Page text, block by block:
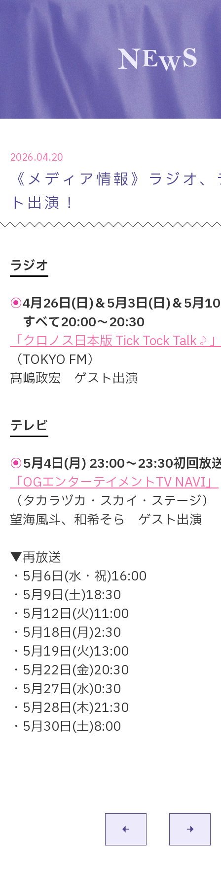
2026.04.20
《メディア情報》ラジオ
ト出演！
ラジオ
◉4月26日(日)＆5月3日(日)＆5月
すべて20:00～20:30
「クロノス日本版 Tick Tock Talk♪
（TOKYO FM）
髙嶋政宏 ゲスト出演
テレビ
◉5月4日(月) 23:00～23:30初回放
「OGエンターテイメントTV NAVI」
（タカラヅカ・スカイ・ステージ）
望海風斗、和希そら ゲスト出演
▼再放送
・5月6日(水・祝)16:00
・5月9日(土)18:30
・5月12日(火)11:00
・5月18日(月)2:30
・5月19日(火)13:00
・5月22日(金)20:30
・5月27日(水)0:30
・5月28日(木)21:30
・5月30日(土)8:00